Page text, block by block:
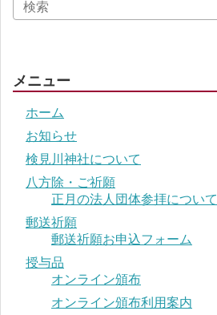
メニュー
ホーム
お知らせ
検見川神社について
八方除・ご祈願
正月の法人団体参拝について
郵送祈願
郵送祈願お申込フォーム
授与品
オンライン頒布
オンライン頒布利用案内